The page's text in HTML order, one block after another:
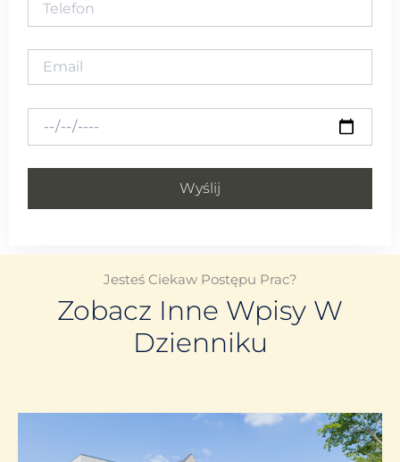
Wyślij
Jesteś Ciekaw Postępu Prac?
Zobacz Inne Wpisy W
Dzienniku